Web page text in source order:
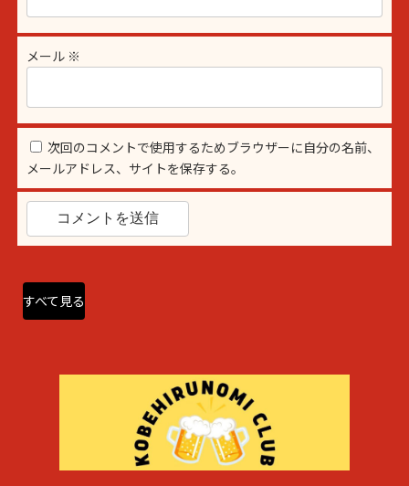
メール ※
次回のコメントで使用するためブラウザーに自分の名前、
メールアドレス、サイトを保存する。
すべて見る